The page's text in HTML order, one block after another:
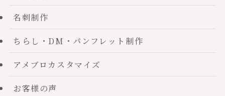
名刺制作
ちらし・DM・パンフレット制作
アメブロカスタマイズ
お客様の声